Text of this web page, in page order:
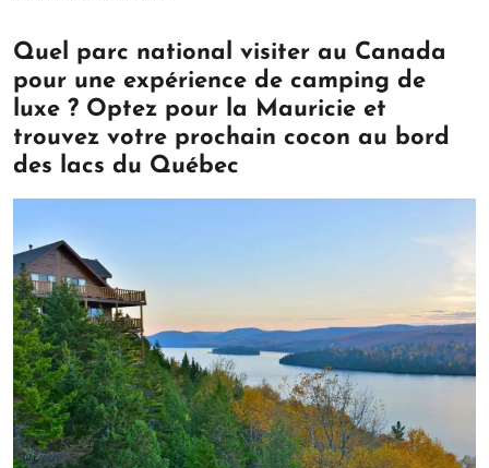
Quel parc national visiter au Canada
pour une expérience de camping de
luxe ? Optez pour la Mauricie et
trouvez votre prochain cocon au bord
des lacs du Québec